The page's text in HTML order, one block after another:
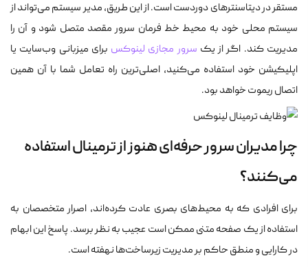
مستقر در دیتاسنترهای دوردست است. از این طریق، مدیر سیستم می‌تواند از
سیستم محلی خود به محیط خط فرمان سرور مقصد متصل شود و آن را
مدیریت کند. اگر از یک سرور مجازی لینوکس برای میزبانی وب‌سایت یا
اپلیکیشن خود استفاده می‌کنید، اصلی‌ترین راه تعامل شما با آن همین
اتصال ریموت خواهد بود.
چرا مدیران سرور حرفه‌ای هنوز از ترمینال استفاده
می‌کنند؟
برای افرادی که به محیط‌های بصری عادت کرده‌اند، اصرار متخصصان به
استفاده از یک صفحه متنی ممکن است عجیب به نظر برسد. پاسخ این ابهام
در کارایی و منطق حاکم بر مدیریت زیرساخت‌ها نهفته است.